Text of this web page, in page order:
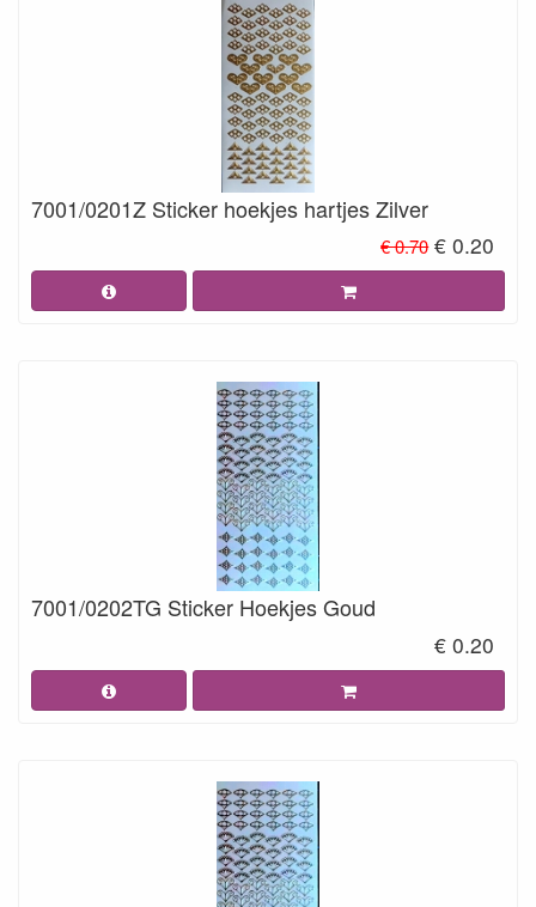
7001/0201Z Sticker hoekjes hartjes Zilver
€ 0.70 € 0.20
7001/0202TG Sticker Hoekjes Goud
€ 0.20